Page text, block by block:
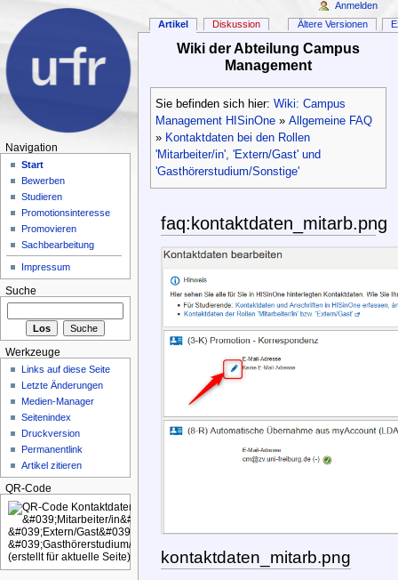
Wiki der Abteilung Campus
Management
Sie befinden sich hier: Wiki: Campus
Management HISinOne» Allgemeine FAQ
» Kontaktdaten bei den Rollen
'Mitarbeiter/in', 'Extern/Gast' und
'Gasthörerstudium/Sonstige'
faq:kontaktdaten_mitarb.png
kontaktdaten_mitarb.png
Artikel Diskussion Ältere Versionen
Anmelden
Navigation
Start
Bewerben
Studieren
Promotionsinteresse
Promovieren
Sachbearbeitung
Impressum
Suche
Werkzeuge
Links auf diese Seite
Letzte Änderungen
Medien-Manager
Seitenindex
Druckversion
Permanentlink
Artikel zitieren
QR-Code